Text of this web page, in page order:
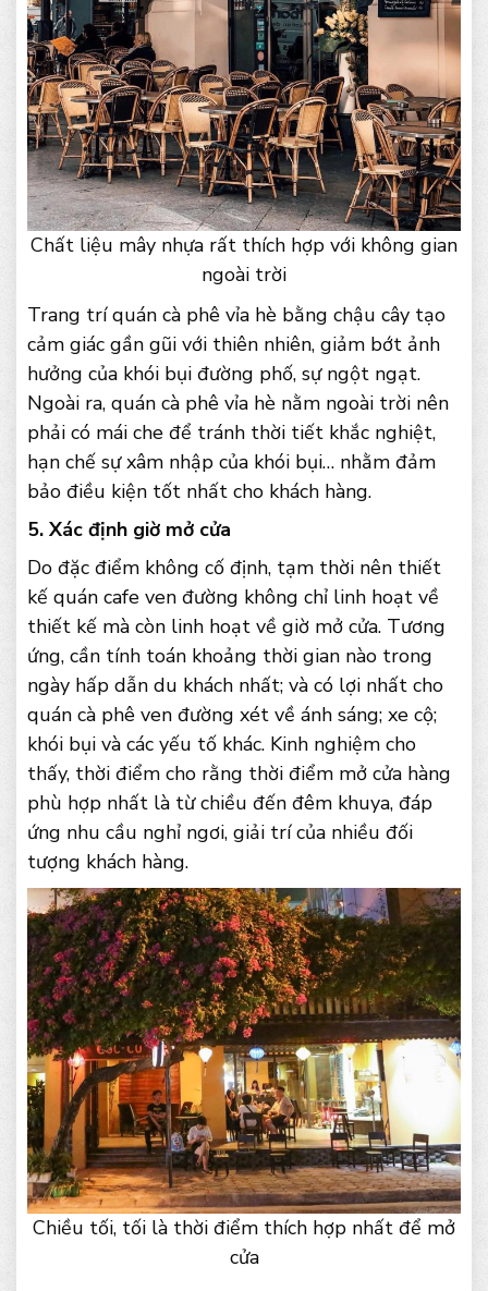
Chất liệu mây nhựa rất thích hợp với không gian
ngoài trời
Trang trí quán cà phê vỉa hè bằng chậu cây tạo
cảm giác gần gũi với thiên nhiên, giảm bớt ảnh
hưởng của khói bụi đường phố, sự ngột ngạt.
Ngoài ra, quán cà phê vỉa hè nằm ngoài trời nên
phải có mái che để tránh thời tiết khắc nghiệt,
hạn chế sự xâm nhập của khói bụi… nhằm đảm
bảo điều kiện tốt nhất cho khách hàng.
5. Xác định giờ mở cửa
Do đặc điểm không cố định, tạm thời nên thiết
kế quán cafe ven đường không chỉ linh hoạt về
thiết kế mà còn linh hoạt về giờ mở cửa. Tương
ứng, cần tính toán khoảng thời gian nào trong
ngày hấp dẫn du khách nhất; và có lợi nhất cho
quán cà phê ven đường xét về ánh sáng; xe cộ;
khói bụi và các yếu tố khác. Kinh nghiệm cho
thấy, thời điểm cho rằng thời điểm mở cửa hàng
phù hợp nhất là từ chiều đến đêm khuya, đáp
ứng nhu cầu nghỉ ngơi, giải trí của nhiều đối
tượng khách hàng.
Chiều tối, tối là thời điểm thích hợp nhất để mở
cửa